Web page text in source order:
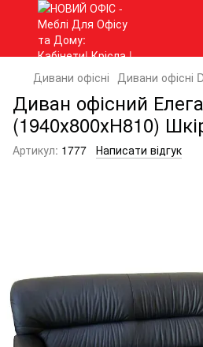
Дивани офісні Дивани офісні
Диван офісний
(1940х800хН810)
Артикул: 1777 Написати відгук